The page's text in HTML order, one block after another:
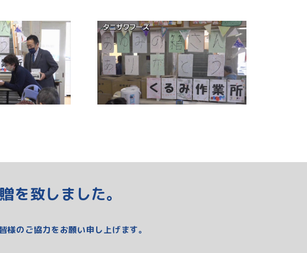
を致しました。
のご協力をお願い申し上げます。